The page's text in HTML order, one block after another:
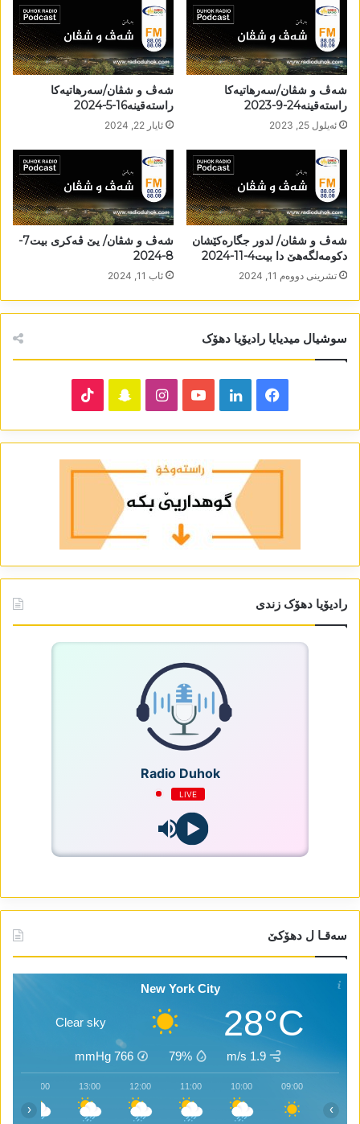
شەڤ و شڤان/سەرھاتیەکا
راستەقینە24-9-2023
ئه‌یلول 25, 2023
شەڤ و شڤان/سەرھاتیەکا
راستەقینە16-5-2024
ئایار 22, 2024
شەڤ و شڤان/ لدور جگارەکێشان
دکومەلگەھێ دا بیت4-11-2024
تشرینی دووه‌م 11, 2024
شەڤ و شڤان/ یێ ڤەکری بیت7-
8-2024
ئاب 11, 2024
سوشیال میدیایا رادیۆیا دھۆک
Facebook
LinkedIn
YouTube
Instagram
Snapchat
رادیۆیا دھۆک زندی
Radio Duhok
LIVE
سەقـا ل دھۆکێ
New York City
28°C
Clear sky
1.9 m/s
79%
766
mmHg
09:00
10:00
11:00
12:00
13:00
14:00
‹ ›